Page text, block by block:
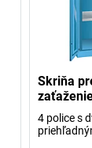
Skriňa
4 police s